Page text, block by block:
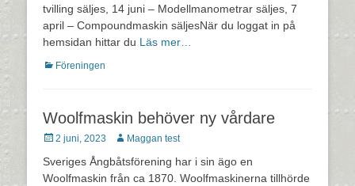
tvilling säljes, 14 juni – Modellmanometrar säljes, 7
april – Compoundmaskin säljesNär du loggat in på
hemsidan hittar du Läs mer…
Kategorier
Föreningen
Woolfmaskin behöver ny vårdare
Postades
2 juni, 2023 Författare
Maggan test
Sveriges Ångbåtsförening har i sin ägo en
Woolfmaskin från ca 1870. Woolfmaskinerna tillhörde